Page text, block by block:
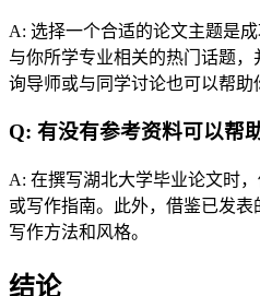
A: 选择一个合适的论文主题是
与你所学专业相关的热门话题
询导师或与同学讨论也可以帮助
Q: 有没有参考资料可以帮
A: 在撰写湖北大学毕业论文时
或写作指南。此外，借鉴已发
写作方法和风格。
结论